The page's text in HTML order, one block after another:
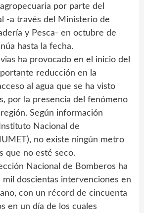
por parte del
-a través del Ministerio de
y Pesca- en octubre de
hasta la fecha.
ha provocado en el inicio del
reducción en la
al agua que se ha visto
por la presencia del fenómeno
Según información
Nacional de
no existe ningún metro
que no esté seco.
Nacional de Bomberos ha
mil doscientas intervenciones en
con un récord de cincuenta
en un día de los cuales